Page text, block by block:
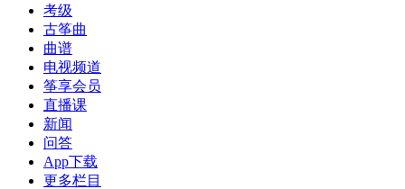
考级
古筝曲
曲谱
电视频道
筝享会员
直播课
新闻
问答
App下载
更多栏目